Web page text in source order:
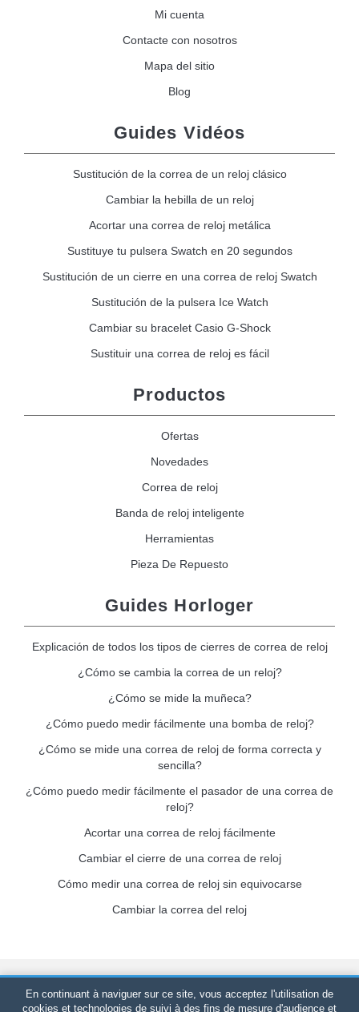
Mi cuenta
Contacte con nosotros
Mapa del sitio
Blog
Guides Vidéos
Sustitución de la correa de un reloj clásico
Cambiar la hebilla de un reloj
Acortar una correa de reloj metálica
Sustituye tu pulsera Swatch en 20 segundos
Sustitución de un cierre en una correa de reloj Swatch
Sustitución de la pulsera Ice Watch
Cambiar su bracelet Casio G-Shock
Sustituir una correa de reloj es fácil
Productos
Ofertas
Novedades
Correa de reloj
Banda de reloj inteligente
Herramientas
Pieza De Repuesto
Guides Horloger
Explicación de todos los tipos de cierres de correa de reloj
¿Cómo se cambia la correa de un reloj?
¿Cómo se mide la muñeca?
¿Cómo puedo medir fácilmente una bomba de reloj?
¿Cómo se mide una correa de reloj de forma correcta y
sencilla?
¿Cómo puedo medir fácilmente el pasador de una correa de
reloj?
Acortar una correa de reloj fácilmente
Cambiar el cierre de una correa de reloj
Cómo medir una correa de reloj sin equivocarse
Cambiar la correa del reloj
Bracelet-de-montre.com © 2026Reservados todos los derechos
SIRET: 520 247 727 000 57 -Plataforma Jurídica: BP 20075 -
En continuant à naviguer sur ce site, vous acceptez l'utilisation de
cookies et technologies de suivi à des fins de mesure d'audience et